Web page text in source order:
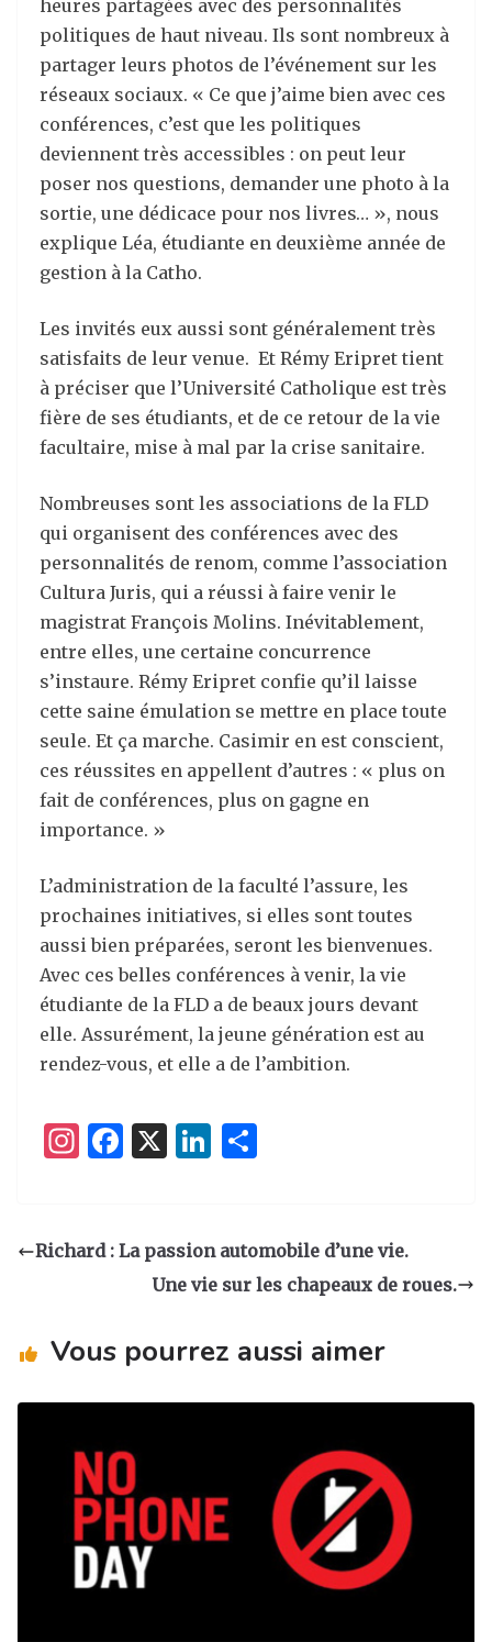
heures partagées avec des personnalités
politiques de haut niveau. Ils sont nombreux à
partager leurs photos de l’événement sur les
réseaux sociaux. « Ce que j’aime bien avec ces
conférences, c’est que les politiques
deviennent très accessibles : on peut leur
poser nos questions, demander une photo à la
sortie, une dédicace pour nos livres… », nous
explique Léa, étudiante en deuxième année de
gestion à la Catho.
Les invités eux aussi sont généralement très
satisfaits de leur venue. Et Rémy Eripret tient
à préciser que l’Université Catholique est très
fière de ses étudiants, et de ce retour de la vie
facultaire, mise à mal par la crise sanitaire.
Nombreuses sont les associations de la FLD
qui organisent des conférences avec des
personnalités de renom, comme l’association
Cultura Juris, qui a réussi à faire venir le
magistrat François Molins. Inévitablement,
entre elles, une certaine concurrence
s’instaure. Rémy Eripret confie qu’il laisse
cette saine émulation se mettre en place toute
seule. Et ça marche. Casimir en est conscient,
ces réussites en appellent d’autres : « plus on
fait de conférences, plus on gagne en
importance. »
L’administration de la faculté l’assure, les
prochaines initiatives, si elles sont toutes
aussi bien préparées, seront les bienvenues.
Avec ces belles conférences à venir, la vie
étudiante de la FLD a de beaux jours devant
elle. Assurément, la jeune génération est au
rendez-vous, et elle a de l’ambition.
I
a
m
F
e
o
X
Li
e
dI
g
er
Richard : La passion automobile d’une vie.
Une vie sur les chapeaux de roues.
Vous pourrez aussi aimer